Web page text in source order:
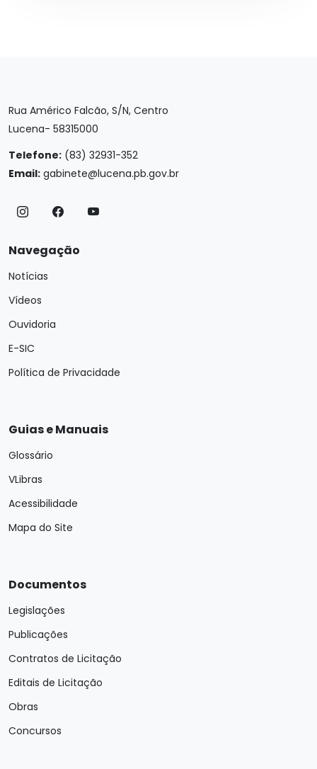
Rua Américo Falcão, S/N, Centro
Lucena- 58315000
Telefone: (83) 32931-352
Email: gabinete@lucena.pb.gov.br
Navegação
Notícias
Vídeos
Ouvidoria
E-SIC
Política de Privacidade
Guias e Manuais
Glossário
VLibras
Acessibilidade
Mapa do Site
Documentos
Legislações
Publicações
Contratos de Licitação
Editais de Licitação
Obras
Concursos